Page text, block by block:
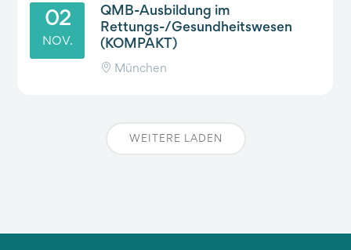
02
NOV.
QMB-Ausbildung im
Rettungs-/Gesundheitswesen
(KOMPAKT)
München
WEITERE LADEN